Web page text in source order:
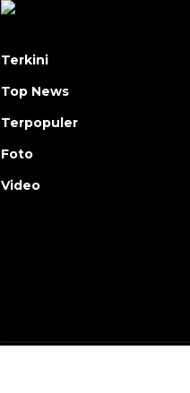
Terkini
Top News
Terpopuler
Foto
Video